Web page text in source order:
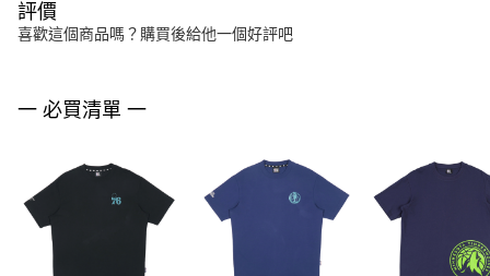
評價
喜歡這個商品嗎？購買後給他一個好評吧
一 必買清單 一